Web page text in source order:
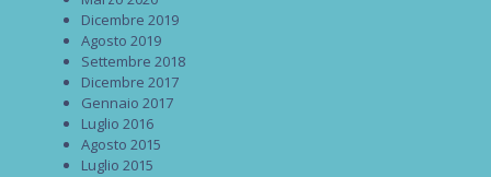
Dicembre 2019
Agosto 2019
Settembre 2018
Dicembre 2017
Gennaio 2017
Luglio 2016
Agosto 2015
Luglio 2015